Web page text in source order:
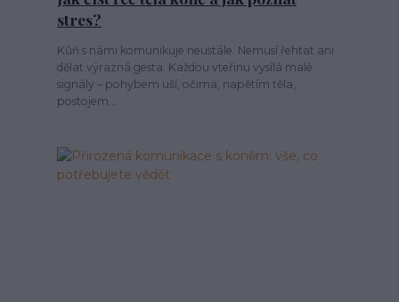
stres?
Kůň s námi komunikuje neustále. Nemusí řehtat ani
dělat výrazná gesta. Každou vteřinu vysílá malé
signály – pohybem uší, očima, napětím těla,
postojem...